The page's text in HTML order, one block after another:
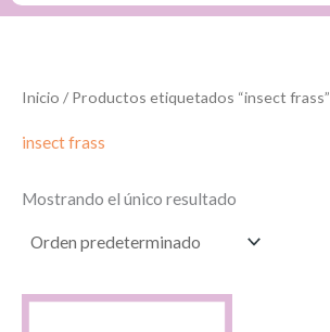
Inicio / Productos etiquetados “insect frass”
insect frass
Mostrando el único resultado